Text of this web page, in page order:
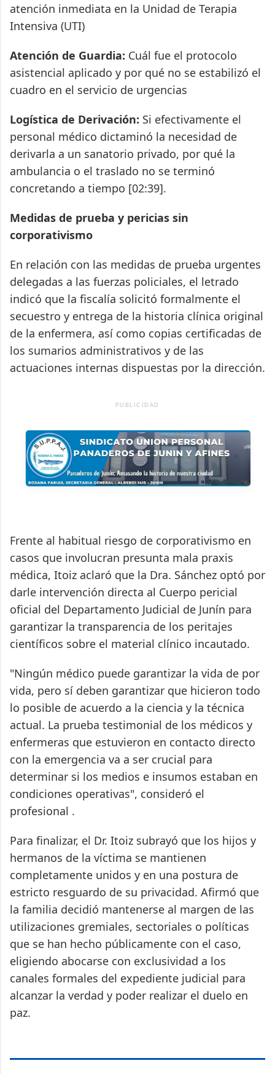
atención inmediata en la Unidad de Terapia
Intensiva (UTI)
Atención de Guardia: Cuál fue el protocolo
asistencial aplicado y por qué no se estabilizó el
cuadro en el servicio de urgencias
Logística de Derivación: Si efectivamente el
personal médico dictaminó la necesidad de
derivarla a un sanatorio privado, por qué la
ambulancia o el traslado no se terminó
concretando a tiempo [02:39].
Medidas de prueba y pericias sin
corporativismo
En relación con las medidas de prueba urgentes
delegadas a las fuerzas policiales, el letrado
indicó que la fiscalía solicitó formalmente el
secuestro y entrega de la historia clínica original
de la enfermera, así como copias certificadas de
los sumarios administrativos y de las
actuaciones internas dispuestas por la dirección.
PUBLICIDAD
Frente al habitual riesgo de corporativismo en
casos que involucran presunta mala praxis
médica, Itoiz aclaró que la Dra. Sánchez optó por
darle intervención directa al Cuerpo pericial
oficial del Departamento Judicial de Junín para
garantizar la transparencia de los peritajes
científicos sobre el material clínico incautado.
"Ningún médico puede garantizar la vida de por
vida, pero sí deben garantizar que hicieron todo
lo posible de acuerdo a la ciencia y la técnica
actual. La prueba testimonial de los médicos y
enfermeras que estuvieron en contacto directo
con la emergencia va a ser crucial para
determinar si los medios e insumos estaban en
condiciones operativas", consideró el
profesional .
Para finalizar, el Dr. Itoiz subrayó que los hijos y
hermanos de la víctima se mantienen
completamente unidos y en una postura de
estricto resguardo de su privacidad. Afirmó que
la familia decidió mantenerse al margen de las
utilizaciones gremiales, sectoriales o políticas
que se han hecho públicamente con el caso,
eligiendo abocarse con exclusividad a los
canales formales del expediente judicial para
alcanzar la verdad y poder realizar el duelo en
paz.